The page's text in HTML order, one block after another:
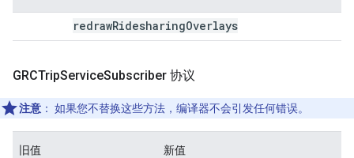
redrawRidesharingOverlays
GRCTripServiceSubscriber 协议
注意 ： 如果您不替换这些方法，编译器不会引发任何错误。
旧值 新值